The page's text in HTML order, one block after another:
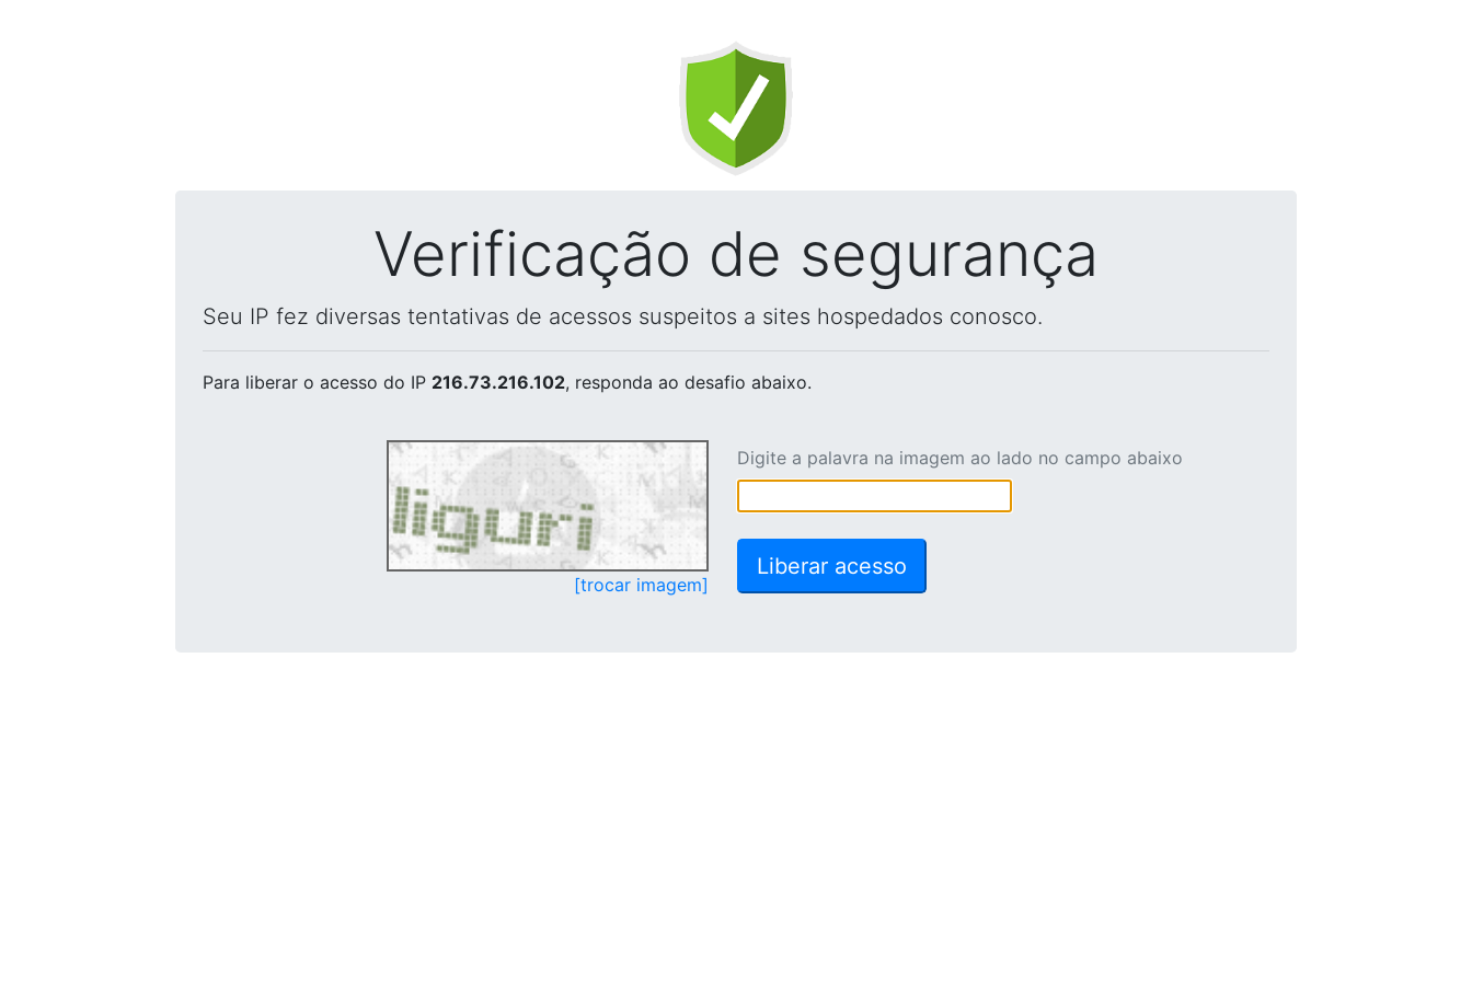
Verificação de segurança
Seu IP fez diversas tentativas de acessos suspeitos a sites hospedados conosco.
Para liberar o acesso do IP 216.73.216.102, responda ao desafio abaixo.
[trocar imagem]
Digite a palavra na imagem ao lado no campo abaixo